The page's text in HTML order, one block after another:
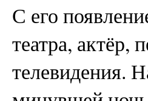
С его
театра, актёр,
телевидения.